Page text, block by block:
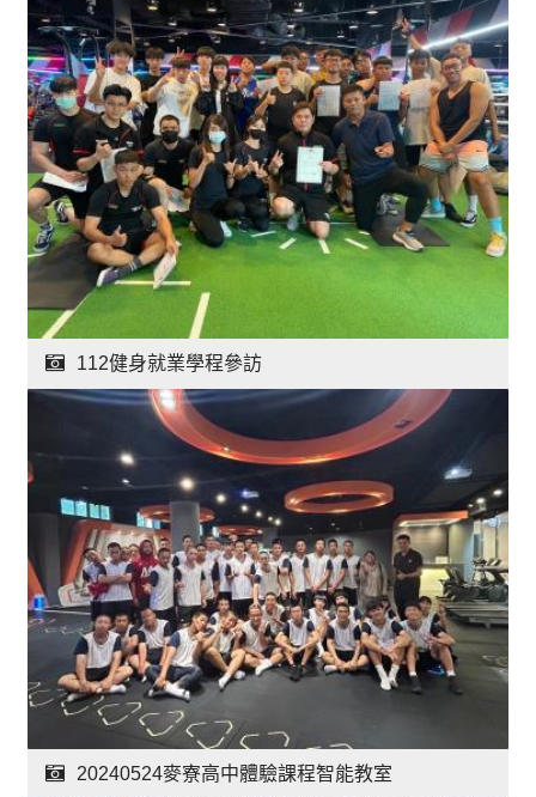
112健身就業學程參訪
20240524麥寮高中體驗課程智能教室